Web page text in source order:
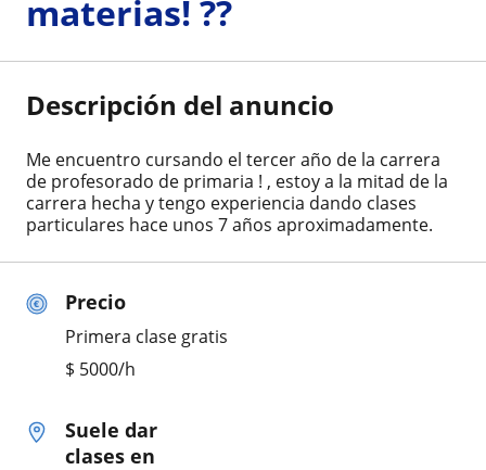
Precio
Primera clase gratis
$ 5000/h
Suele dar
clases en
materias! ??
Descripción del anuncio
Me encuentro cursando el tercer año de la carrera
de profesorado de primaria ! , estoy a la mitad de la
carrera hecha y tengo experiencia dando clases
particulares hace unos 7 años aproximadamente.